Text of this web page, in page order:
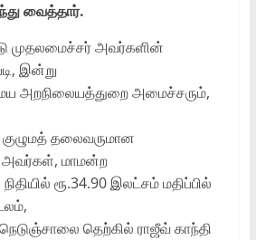
வைத்தார்.
முதலமைச்சர் அவர்களின்
இன்று
அறநிலையத்துறை அமைச்சரும்,
தலைவருமான
அவர்கள், மாமன்ற
நிதியில் ரூ.34.90 இலட்சம் மதிப்பில்
நெடுஞ்சாலை தெற்கில் ராஜீவ் காந்தி